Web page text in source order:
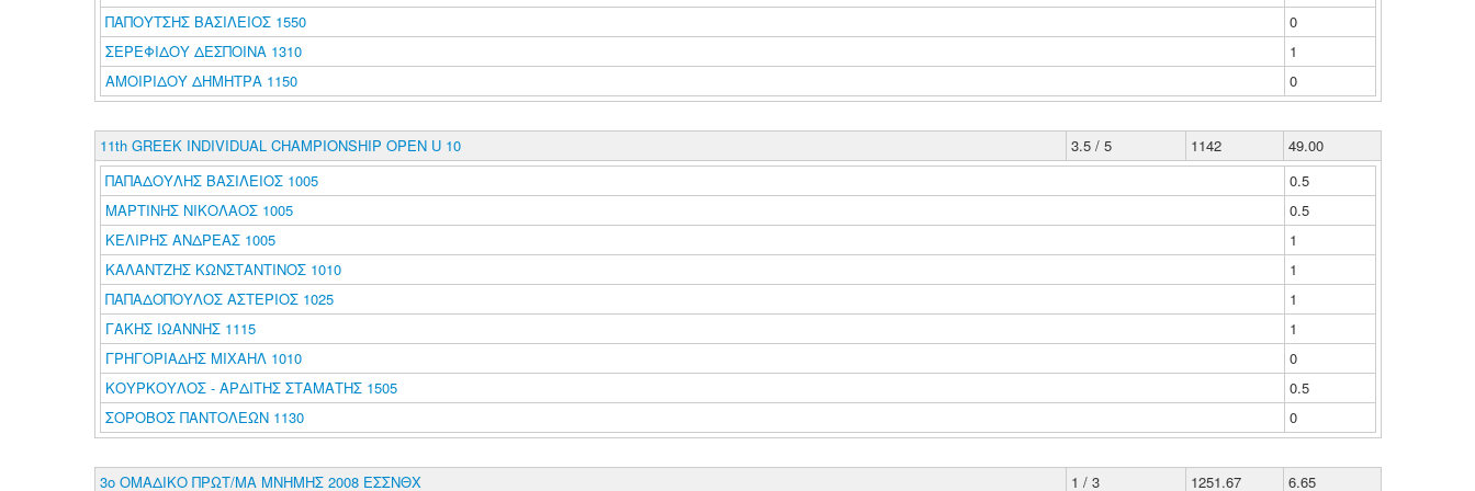
ΠΑΠΟΥΤΣΗΣ ΒΑΣΙΛΕΙΟΣ 1550
0
ΣΕΡΕΦΙΔΟΥ ΔΕΣΠΟΙΝΑ 1310
1
ΑΜΟΙΡΙΔΟΥ ΔΗΜΗΤΡΑ 1150
0
11th GREEK INDIVIDUAL CHAMPIONSHIP OPEN U 10 3.5 / 5 1142
49.00
ΠΑΠΑΔΟΥΛΗΣ ΒΑΣΙΛΕΙΟΣ 1005
0.5
ΜΑΡΤΙΝΗΣ ΝΙΚΟΛΑΟΣ 1005
0.5
ΚΕΛΙΡΗΣ ΑΝΔΡΕΑΣ 1005
1
ΚΑΛΑΝΤΖΗΣ ΚΩΝΣΤΑΝΤΙΝΟΣ 1010
1
ΠΑΠΑΔΟΠΟΥΛΟΣ ΑΣΤΕΡΙΟΣ 1025
1
ΓΑΚΗΣ ΙΩΑΝΝΗΣ 1115
1
ΓΡΗΓΟΡΙΑΔΗΣ ΜΙΧΑΗΛ 1010
0
ΚΟΥΡΚΟΥΛΟΣ - ΑΡΔΙΤΗΣ ΣΤΑΜΑΤΗΣ 1505
0.5
ΣΟΡΟΒΟΣ ΠΑΝΤΟΛΕΩΝ 1130
0
3ο ΟΜΑΔΙΚΟ ΠΡΩΤ/ΜΑ ΜΝΗΜΗΣ 2008 ΕΣΣΝΘΧ 1 / 3 1251.67 6.65